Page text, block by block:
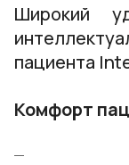
Широкий
пациента
Комфорт